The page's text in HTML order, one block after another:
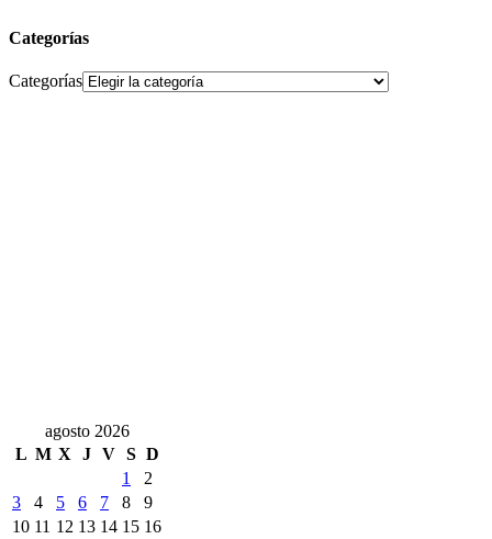
Categorías
Categorías
agosto 2026
L M X J V S D
1
2
3
4 5 6 7 8
9
10 11 12 13 14 15 16